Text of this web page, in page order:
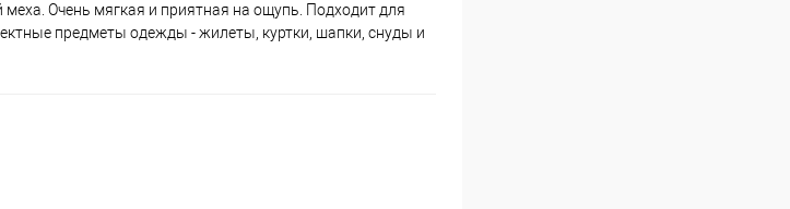
Очень мягкая и приятная на ощупь. Подходит для
предметы одежды - жилеты, куртки, шапки, снуды и